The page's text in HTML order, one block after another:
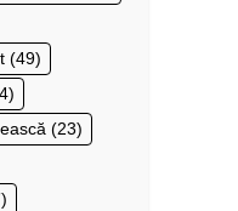
(49)
(23)